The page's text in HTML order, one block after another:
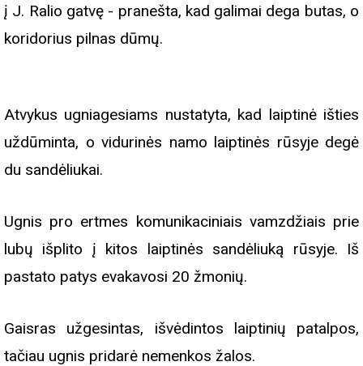
į J. Ralio gatvę - pranešta, kad galimai dega butas, o
koridorius pilnas dūmų.
Atvykus ugniagesiams nustatyta, kad laiptinė išties
uždūminta, o vidurinės namo laiptinės rūsyje degė
du sandėliukai.
Ugnis pro ertmes komunikaciniais vamzdžiais prie
lubų išplito į kitos laiptinės sandėliuką rūsyje. Iš
pastato patys evakavosi 20 žmonių.
Gaisras užgesintas, išvėdintos laiptinių patalpos,
tačiau ugnis pridarė nemenkos žalos.